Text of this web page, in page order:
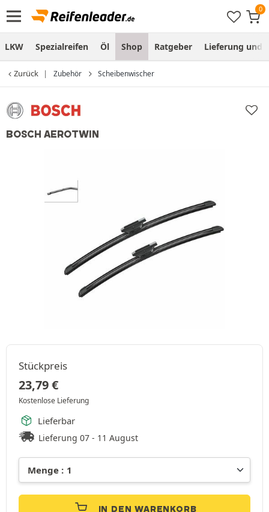
LKW Spezialreifen Öl Shop Ratgeber Lieferung und
Zurück Zubehör Scheibenwischer
BOSCH AEROTWIN
Stückpreis
23,79€
Kostenlose Lieferung
Lieferbar
Lieferung 07 - 11 August
IN DEN WARENKORB